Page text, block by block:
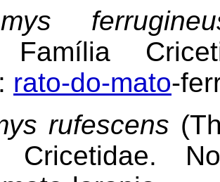
Família
rato-do-mato-
rufescens
Cricetidae.